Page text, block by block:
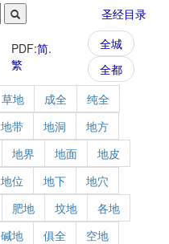
圣经目录
PDF:简.
繁
全城
全都
草地 成全
纯全
地带 地洞
地方
地界 地面
地皮
地位 地下
地穴
肥地 坟地
各地
碱地 俱全
空地